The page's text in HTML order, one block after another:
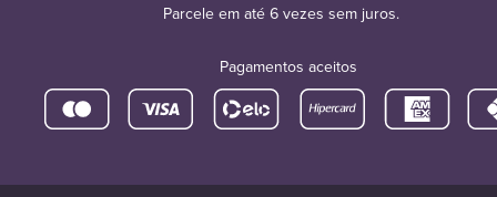
Parcele em até 6 vezes sem juros.
Pagamentos aceitos